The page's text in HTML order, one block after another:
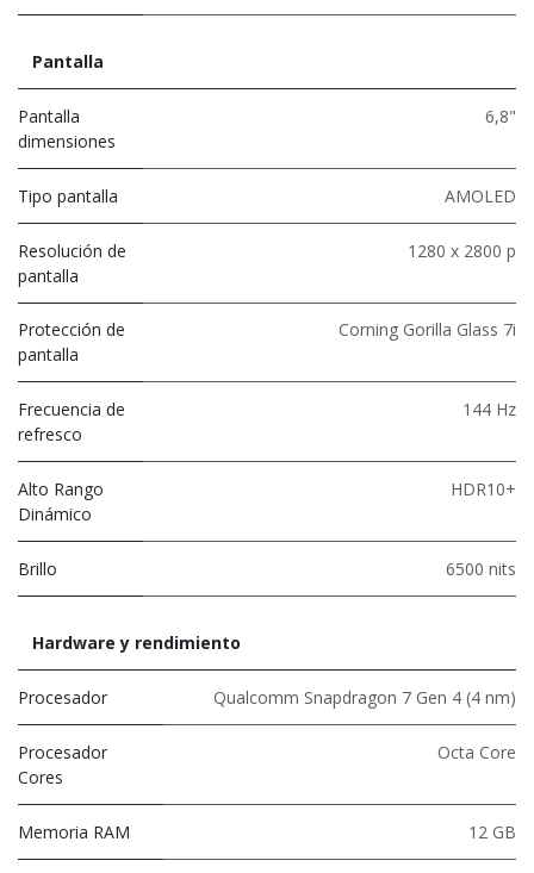
Pantalla
Pantalla
dimensiones
6,8"
Tipo pantalla AMOLED
Resolución de
pantalla
1280 x 2800 p
Protección de
pantalla
Corning Gorilla Glass 7i
Frecuencia de
refresco
144 Hz
Alto Rango
Dinámico
HDR10+
Brillo 6500 nits
Hardware y rendimiento
Procesador Qualcomm Snapdragon 7 Gen 4 (4 nm)
Procesador
Cores
Octa Core
Memoria RAM 12 GB